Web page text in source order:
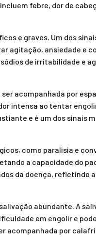
febre, dor de
e graves. Um dos
agitação, ansiedade e
de irritabilidade e
acompanhada por
intensa ao tentar
e é um dos sinais
como paralisia e
a capacidade do
da doença, refletindo
abundante. A
em engolir e
acompanhada por